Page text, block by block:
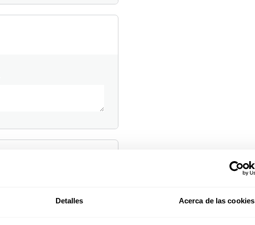
Detalles Acerca de las cookies